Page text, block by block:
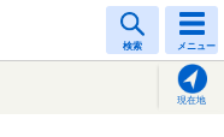
検索 メニュー
現在地